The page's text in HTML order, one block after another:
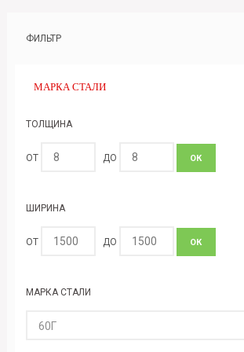
ФИЛЬТР
МАРКА СТАЛИ
ТОЛЩИНА
ОТ ДО ОК
ШИРИНА
ОТ ДО ОК
МАРКА СТАЛИ
60Г